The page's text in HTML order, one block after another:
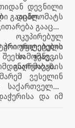
დევნილი
გააცნო.
დიპლომატს
გააცნო
უფლებების
ჟენევის
ვესელინ
და იმ
ბულგარეთი
მიმართ